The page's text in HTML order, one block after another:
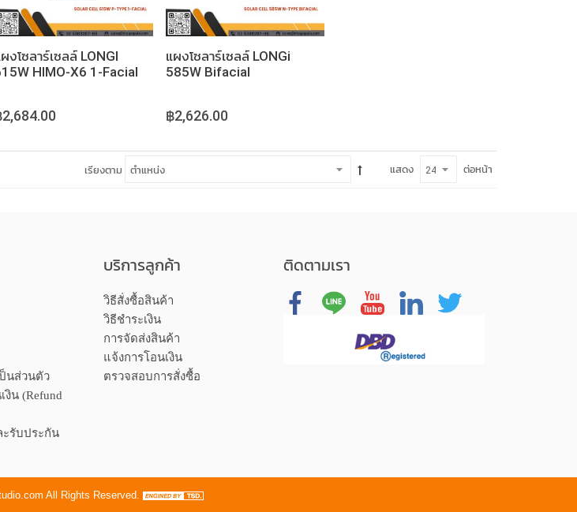
งโซลาร์เซลล์ LONGI
HIMO-X6 1-Facial
แผงโซลาร์เซลล์ LONGi
585W Bifacial
฿2,626.00
เรียงตาม แสดง ต่อหน้า
นส่วนตัว
น (Refund
รับประกัน
บริการลูกค้า
วิธีสั่งซื้อสินค้า
วิธีชำระเงิน
การจัดส่งสินค้า
แจ้งการโอนเงิน
ตรวจสอบการสั่งซื้อ
ติดตามเรา
All Rights Reserved.